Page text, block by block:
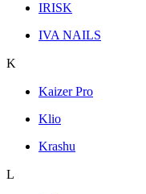
IRISK
IVA NAILS
K
Kaizer Pro
Klio
Krashu
L